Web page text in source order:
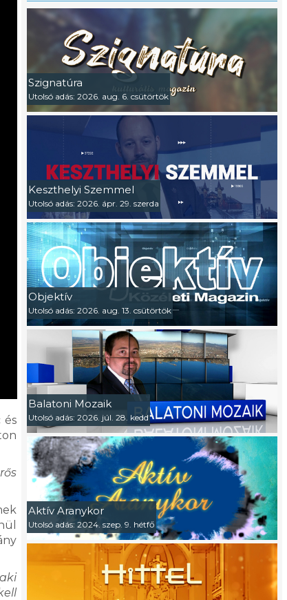
és
Szignatúra
Utolsó adás: 2026. aug. 6. csütörtök
Keszthelyi Szemmel
Utolsó adás: 2026. ápr. 29. szerda
Objektív
Utolsó adás: 2026. aug. 13. csütörtök
Balatoni Mozaik
Utolsó adás: 2026. júl. 28. kedd
Aktív Aranykor
Utolsó adás: 2024. szep. 9. hétfő